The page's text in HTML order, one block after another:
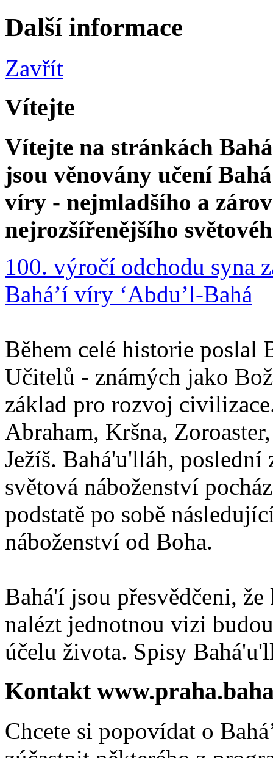
Další informace
Zavřít
Vítejte
Vítejte na stránkách
jsou věnovány učení
víry - nejmladšího a
nejrozšířenějšího
100. výročí odchodu syna
Bahá’í víry ‘Abdu’l-Bahá
Během celé historie poslal
Učitelů - známých jako
základ pro rozvoj
Abraham, Kršna,
Ježíš. Bahá'u'lláh,
světová náboženství
podstatě po sobě
náboženství od Boha.
Bahá'í jsou přesvědčeni,
nalézt jednotnou vizi
účelu života. Spisy
Kontakt
Chcete si popovídat o